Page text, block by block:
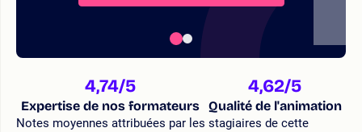
4,74/5
Expertise de nos formateurs
4,62/5
Qualité de l'animation
Notes moyennes attribuées par les stagiaires de cette